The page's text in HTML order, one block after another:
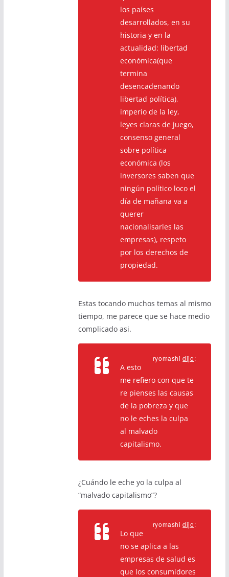
los países
desarrollados, en su
historia y en la
actualidad: libertad
económica(que
termina
desencadenando
libertad política),
imperio de la ley,
leyes claras de juego,
consenso general
sobre política
económica (los
inversores saben que
ningún político loco el
día de mañana va a
querer
nacionalisarles las
empresas), respeto
por los derechos de
propiedad.
Estas tocando muchos temas al mismo
tiempo, me parece que se hace medio
complicado asi.
ryomashidijo:
A esto
me refiero con que te
re pienses las causas
de la pobreza y que
no le eches la culpa
al malvado
capitalismo.
¿Cuándo le eche yo la culpa al
“malvado capitalismo”?
ryomashidijo:
Lo que
no se aplica a las
empresas de salud es
que los consumidores